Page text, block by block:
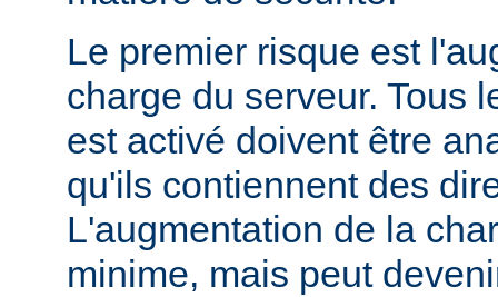
Le premier risque est
charge du serveur. Tous
est activé doivent être
qu'ils contiennent des
L'augmentation de la
minime, mais peut